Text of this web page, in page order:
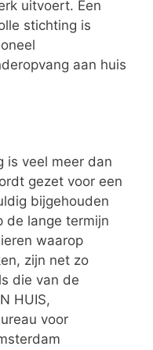
uitvoert. Een
stichting is
aan huis
is veel meer dan
gezet voor een
bijgehouden
de lange termijn
waarop
zijn net zo
die van de
HUIS,
voor